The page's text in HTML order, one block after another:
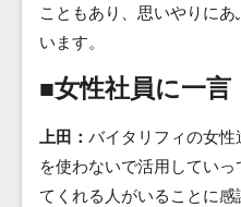
こともあり、思いやりに
います。
■女性社員に一言
上田： バイタリフィの女
を使わないで活用してい
てくれる人がいることに